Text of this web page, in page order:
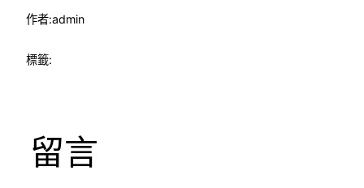
作者:admin
標籤:
留言